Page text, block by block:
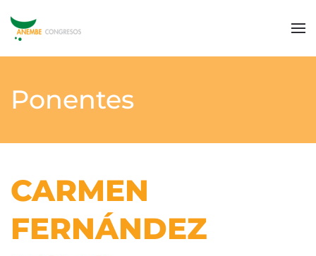
Ponentes
CARMEN
FERNÁNDEZ